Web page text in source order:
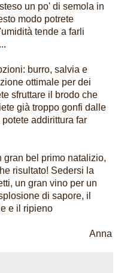
un po' di semola in
modo potrete
tende a farli
burro, salvia e
ottimale per dei
sfruttare il brodo che
già troppo gonfi dalle
addirittura far
gran bel primo natalizio,
risultato! Sedersi la
un gran vino per un
di sapore, il
e il ripieno
Anna